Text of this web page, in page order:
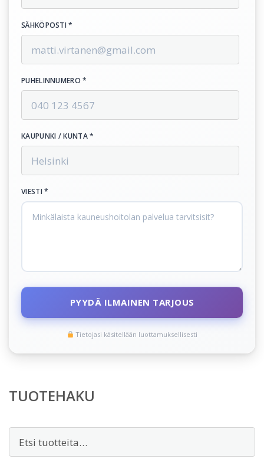
SÄHKÖPOSTI *
PUHELINNUMERO *
KAUPUNKI / KUNTA *
VIESTI *
PYYDÄ ILMAINEN TARJOUS
Tietojasi käsitellään luottamuksellisesti
TUOTEHAKU